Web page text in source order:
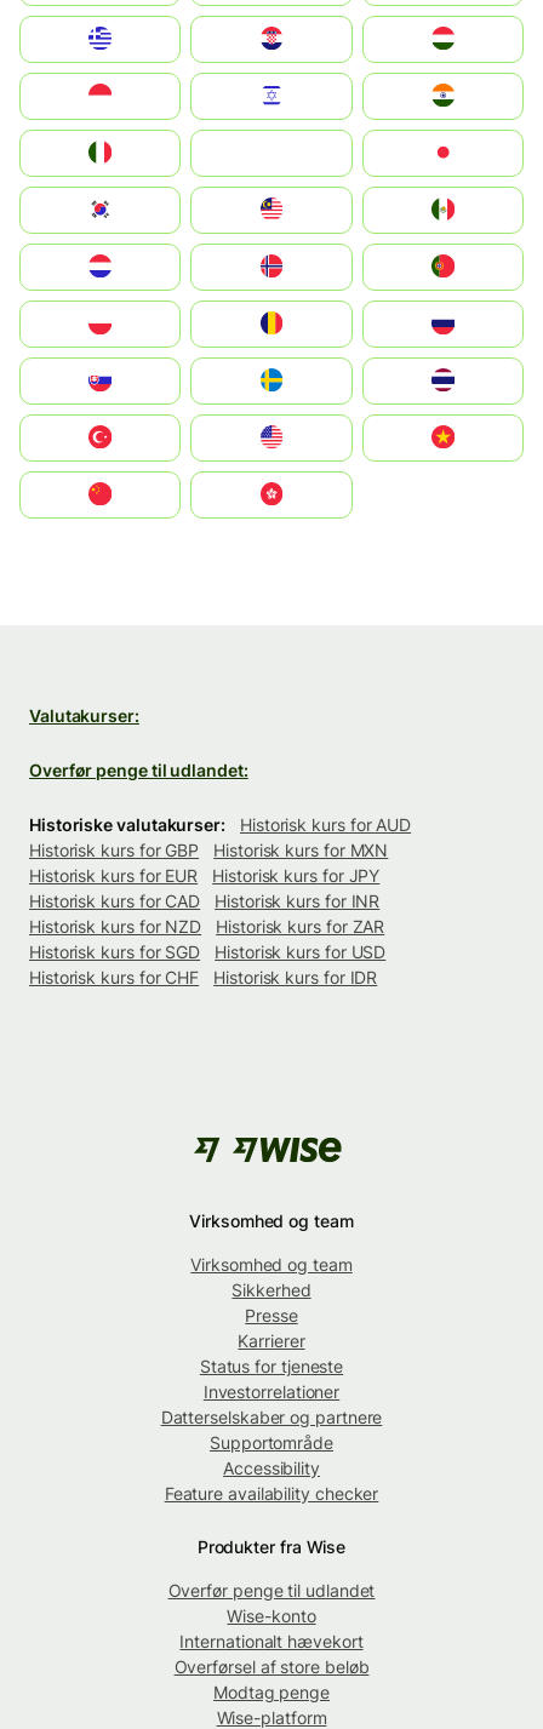
Magyarország
South Korea
United States
中國香港特別行政區
Valutakurser:
Overfør penge til udlandet:
Historiske valutakurser:
Historisk kurs for AUD
Historisk kurs for GBP
Historisk kurs for MXN
Historisk kurs for EUR
Historisk kurs for JPY
Historisk kurs for CAD
Historisk kurs for INR
Historisk kurs for NZD
Historisk kurs for ZAR
Historisk kurs for SGD
Historisk kurs for USD
Historisk kurs for CHF
Historisk kurs for IDR
Virksomhed og team
Virksomhed og team
Sikkerhed
Presse
Karrierer
Status for tjeneste
Investorrelationer
Datterselskaber og partnere
Supportområde
Accessibility
Feature availability checker
Produkter fra Wise
Overfør penge til udlandet
Wise-konto
Internationalt hævekort
Overførsel af store beløb
Modtag penge
Wise-platform